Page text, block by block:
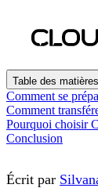
Table des matières
Comment se
Comment
Pourquoi choisir
Conclusion
Écrit par